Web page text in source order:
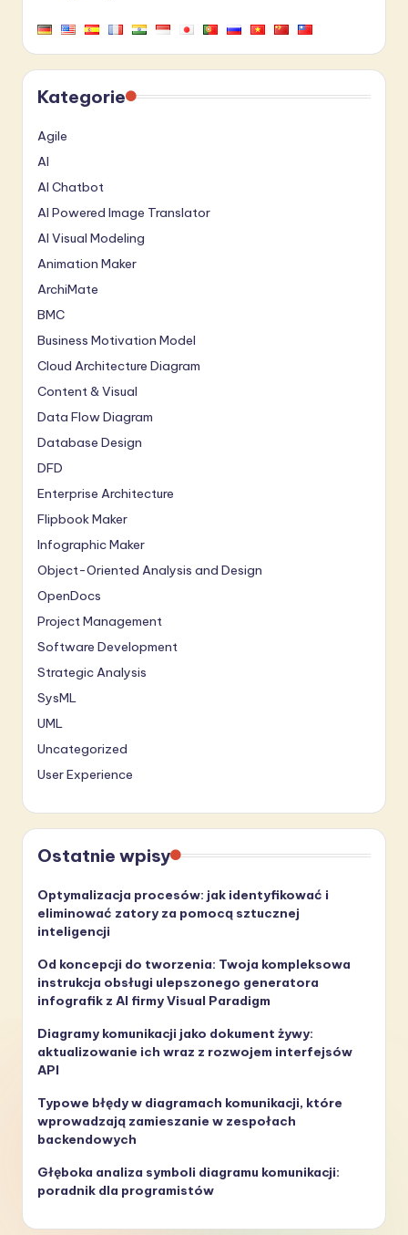
Kategorie
Agile
AI
AI Chatbot
AI Powered Image Translator
AI Visual Modeling
Animation Maker
ArchiMate
BMC
Business Motivation Model
Cloud Architecture Diagram
Content & Visual
Data Flow Diagram
Database Design
DFD
Enterprise Architecture
Flipbook Maker
Infographic Maker
Object-Oriented Analysis and Design
OpenDocs
Project Management
Software Development
Strategic Analysis
SysML
UML
Uncategorized
User Experience
Ostatnie wpisy
Optymalizacja procesów: jak identyfikować i
eliminować zatory za pomocą sztucznej
inteligencji
Od koncepcji do tworzenia: Twoja kompleksowa
instrukcja obsługi ulepszonego generatora
infografik z AI firmy Visual Paradigm
Diagramy komunikacji jako dokument żywy:
aktualizowanie ich wraz z rozwojem interfejsów
API
Typowe błędy w diagramach komunikacji, które
wprowadzają zamieszanie w zespołach
backendowych
Głęboka analiza symboli diagramu komunikacji:
poradnik dla programistów